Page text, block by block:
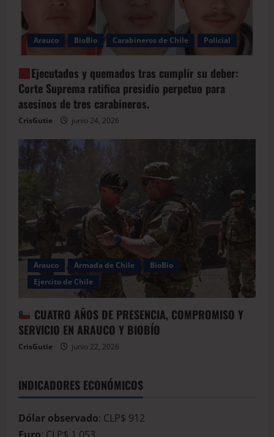
Arauco BioBio Carabineros de Chile Policial
Ejecutados y quemados tras cumplir su deber:
Corte Suprema ratifica presidio perpetuo para
asesinos de tres carabineros.
CrisGutie junio 24, 2026
Arauco Armada de Chile
BioBio
Ejercito de Chile
CUATRO AÑOS DE PRESENCIA, COMPROMISO Y
SERVICIO EN ARAUCO Y BIOBÍO
CrisGutie junio 22, 2026
INDICADORES ECONÓMICOS
Dólar observado: CLP$ 912